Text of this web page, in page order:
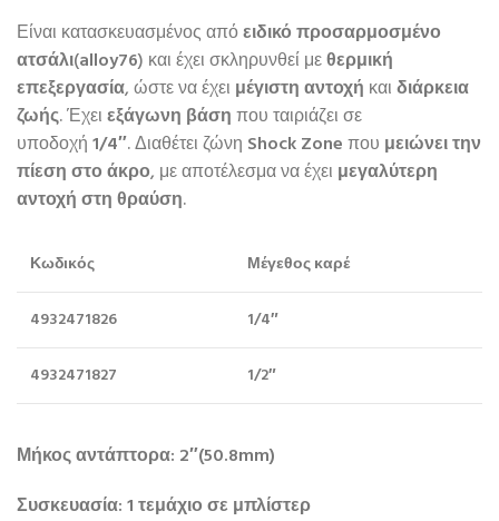
Είναι κατασκευασμένος απόειδικό προσαρμοσμένο
ατσάλι(alloy76) και έχει σκληρυνθεί μεθερμική
επεξεργασία, ώστε να έχει μέγιστη αντοχή καιδιάρκεια
ζωής. Έχειεξάγωνη βάσηπου ταιριάζει σε
υποδοχή1/4″. Διαθέτει ζώνη Shock Zoneπου μειώνει την
πίεση στο άκρο, με αποτέλεσμα να έχει μεγαλύτερη
αντοχή στη θραύση.
Κωδικός Μέγεθος καρέ
4932471826 1/4″
4932471827 1/2″
Μήκος αντάπτορα: 2″(50.8mm)
Συσκευασία: 1 τεμάχιο σε μπλίστερ